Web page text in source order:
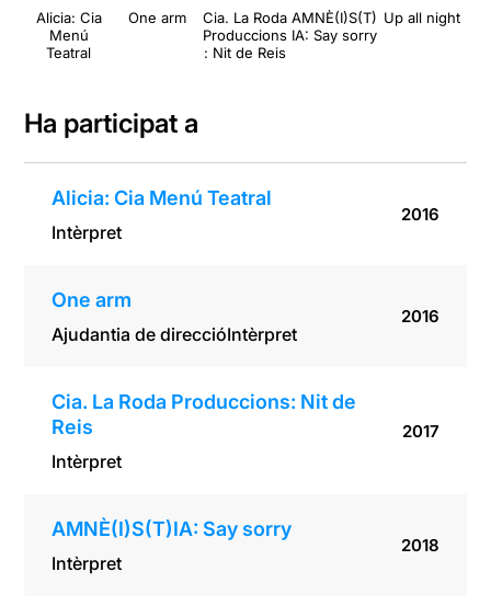
Alicia: Cia
Menú
Teatral
One arm
Cia. La Roda
Produccions
: Nit de Reis
AMNÈ(I)S(T)
IA: Say sorry
Up all night
Ha participat a
Alicia: Cia Menú Teatral
Intèrpret
2016
One arm
Ajudantia de direccióIntèrpret
2016
Cia. La Roda Produccions: Nit de
Reis
Intèrpret
2017
AMNÈ(I)S(T)IA: Say sorry
Intèrpret
2018